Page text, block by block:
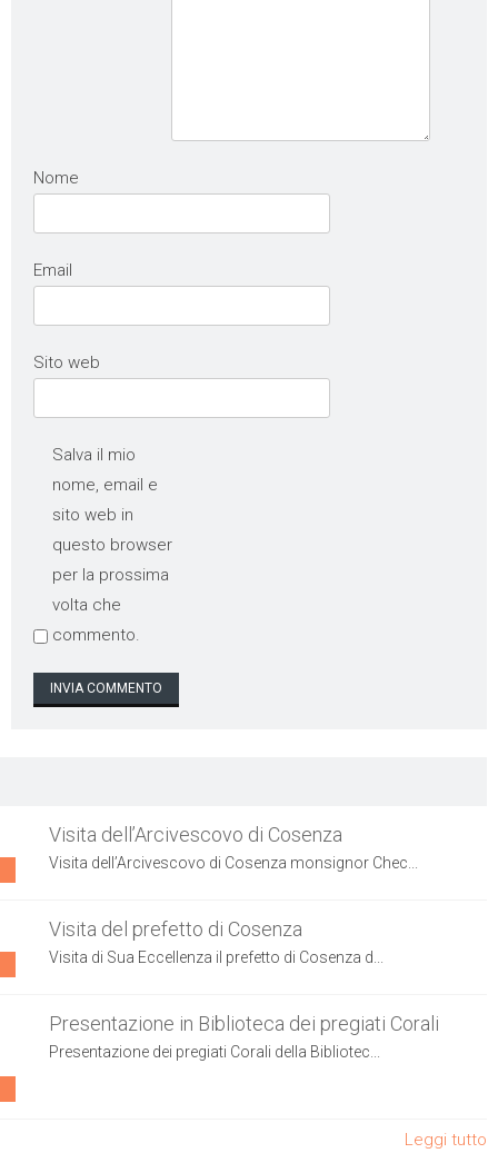
Nome
Email
Sito web
Salva il mio
nome, email e
sito web in
questo browser
per la prossima
volta che
commento.
Visita dell’Arcivescovo di Cosenza
Visita dell’Arcivescovo di Cosenza monsignor Chec...
Visita del prefetto di Cosenza
Visita di Sua Eccellenza il prefetto di Cosenza d...
Presentazione in Biblioteca dei pregiati Corali
Presentazione dei pregiati Corali della Bibliotec...
Leggi tutto